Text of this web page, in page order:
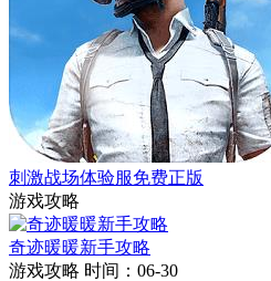
刺激战场体验服免费正版
游戏攻略
奇迹暖暖新手攻略
游戏攻略 时间：06-30